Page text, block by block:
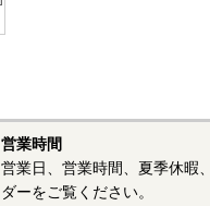
営業時間
営業日、営業時間、夏季休暇
ダーをご覧ください。